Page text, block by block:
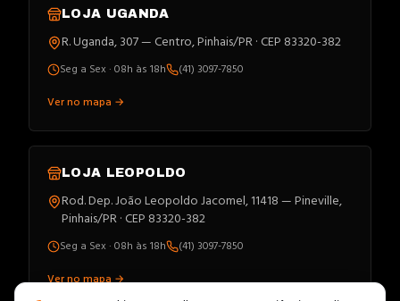
LOJA UGANDA
R. Uganda, 307 — Centro, Pinhais/PR · CEP 83320-382
Seg a Sex · 08h às 18h
(41) 3097-7850
Ver no mapa →
LOJA LEOPOLDO
Rod. Dep. João Leopoldo Jacomel, 11418 — Pineville,
Pinhais/PR · CEP 83320-382
Seg a Sex · 08h às 18h
(41) 3097-7850
Ver no mapa →